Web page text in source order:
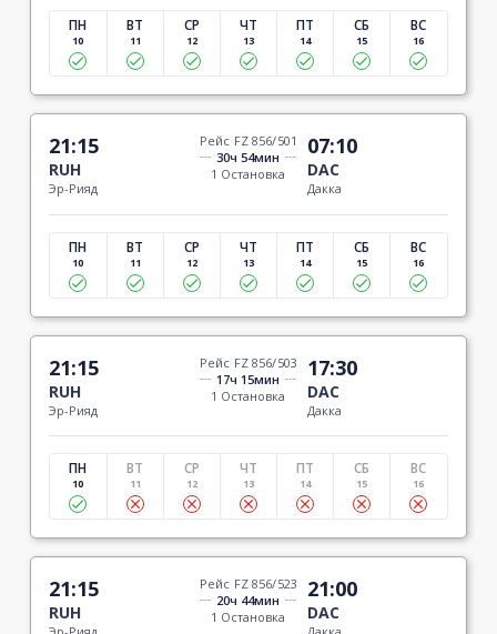
ПН
10
ВТ
11
СР
12
ЧТ
13
ПТ
14
СБ
15
ВС
16
21:15
RUH
Эр-Рияд
Рейс FZ 856/501
30ч 54мин
1 Остановка
07:10
DAC
Дакка
ПН
10
ВТ
11
СР
12
ЧТ
13
ПТ
14
СБ
15
ВС
16
21:15
RUH
Эр-Рияд
Рейс FZ 856/503
17ч 15мин
1 Остановка
17:30
DAC
Дакка
ПН
10
ВТ
11
СР
12
ЧТ
13
ПТ
14
СБ
15
ВС
16
21:15
RUH
Рейс FZ 856/523
20ч 44мин
1 Остановка
21:00
DAC